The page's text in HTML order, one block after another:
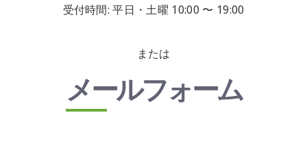
受付時間: 平日・土曜 10:00 〜 19:00
または
メールフォーム